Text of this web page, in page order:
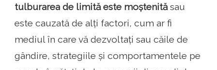
tulburarea de limită este moștenităsau
este cauzată de alți factori, cum ar fi
mediul în care vă dezvoltați sau căile de
gândire, strategiile și comportamentele pe